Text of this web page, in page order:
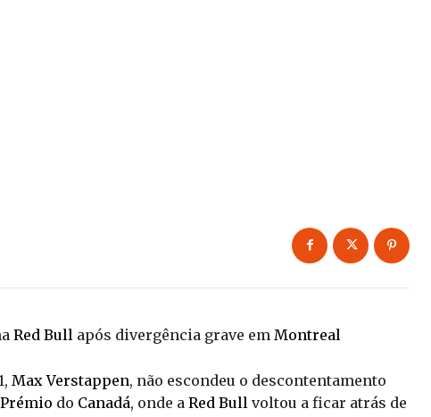
Red Bull após divergência grave em Montreal
Max Verstappen, não escondeu o descontentamento
do Canadá, onde a Red Bull voltou a ficar atrás de